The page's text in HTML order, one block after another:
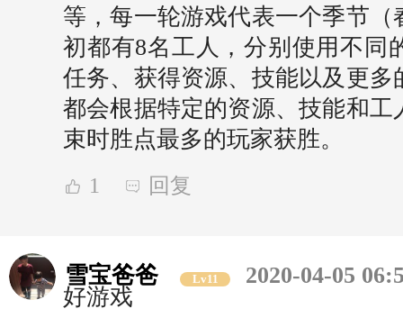
等，每一轮游戏代表一个季节
初都有8名工人，分别使用不同
任务、获得资源、技能以及更
都会根据特定的资源、技能和
束时胜点最多的玩家获胜。
1 回复
雪宝爸爸 Lv11
2020-04-05
好游戏